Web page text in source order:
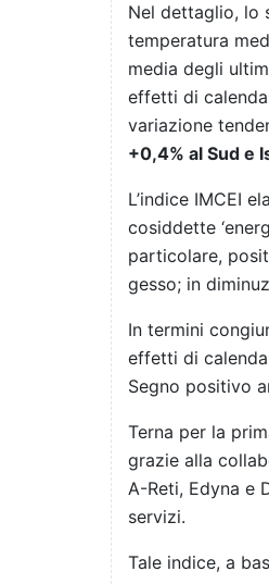
Nel dettaglio, lo
temperatura
media degli
effetti di
variazione
+0,4% al Sud e
L’indice IMCEI
cosiddette
particolare,
gesso; in
In termini
effetti di
Segno positivo
Terna per la
grazie alla
A-Reti, Edyna e
servizi.
Tale indice, a